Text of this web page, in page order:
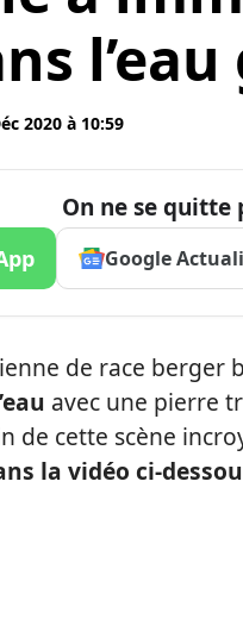
l’eau
2020 à 10:59
On ne se quitte
Google
de race berger
avec une pierre
de cette scène
la vidéo ci-